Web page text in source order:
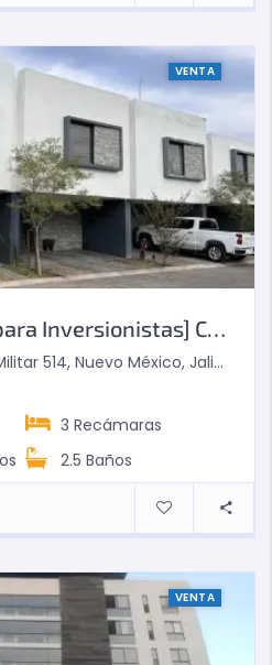
VENTA
en Venta con Inquilino Activo – Puertas del Laurel
Nuevo México, Jalisco, Mexico
3 Recámaras
2.5 Baños
VENTA